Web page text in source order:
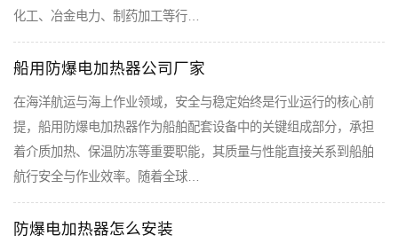
化工、冶金电力、制药加工等行…
船用防爆电加热器公司厂家
在海洋航运与海上作业领域，安全与稳定始终是行业运行的核心前
提，船用防爆电加热器作为船舶配套设备中的关键组成部分，承担
着介质加热、保温防冻等重要职能，其质量与性能直接关系到船舶
航行安全与作业效率。随着全球…
防爆电加热器怎么安装